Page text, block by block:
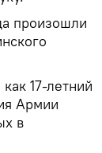
произошли
17-летний
Армии
в